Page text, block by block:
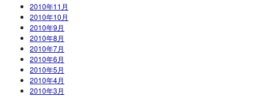
2010年11月
2010年10月
2010年9月
2010年8月
2010年7月
2010年6月
2010年5月
2010年4月
2010年3月